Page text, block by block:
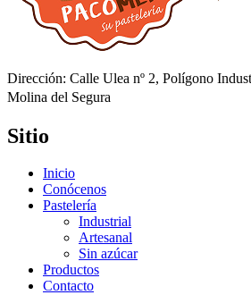
Dirección: Calle Ulea nº 2, Polígono
Molina del Segura
Sitio
Inicio
Conócenos
Pastelería
Industrial
Artesanal
Sin azúcar
Productos
Contacto